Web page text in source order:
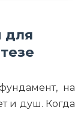
для
на
и душ. Когда